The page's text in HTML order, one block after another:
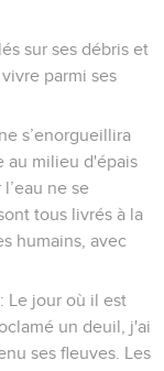
sur ses débris et
parmi ses
s’enorgueillira
au milieu d'épais
ne se
tous livrés à la
humains, avec
Le jour où il est
un deuil, j'ai
ses fleuves. Les